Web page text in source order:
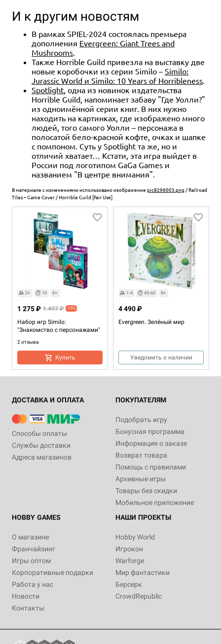
И к другим новостям
В рамках SPIEL-2024 состоялась премьера
дополнения Evergreen: Giant Trees and
Mushrooms
Также Horrible Guild привезла на выставку две
новые коробочки из серии Similo – Similo:
Jurassic World и Similo: 10 Years of Horribleness
Spotlight , одна из новинок издательства
Horrible Guild, напоминает забаву "Где Уолли?"
из одноимённой серии книг. В них нужно
находить на картинках, где изображено много
людей, того самого Уолли – персонажа в
полосатой бело-красной кофте, очках и шапке
с помпоном. Суть у Spotlight та же, но и
отличий хватает… Кстати, эта игра выйдет в
России под логотипом GaGa Games и
названием "В центре внимания".
В материале с изменениями использовано изображение pic8296003.png / Railroad
Tiles – Game Cover / Horrible Guild [Fair Use]
2+ 10 8+
Набор игр Similo:
"Знакомство с персонажами"
2 отзыва
1 275 ₽ 1 497 ₽ -15%
Купить
1-4 45-60 8+
Evergreen. Зелёный мир
4 490 ₽
Уведомить о наличии
3-6 30-60 14+
Уведомить о наличии
2-4 30-45 8+
Лаборатория
5 490 ₽
Купить
2-6 40-60 14+
ДОСТАВКА И ОПЛАТА
Способы оплаты
Службы доставки
Адреса магазинов
ПОКУПАТЕЛЯМ
Подобрать игру
Бонусная программа
Информация о заказе
Возврат товара
Помощь с правилами
Архивные игры
Товары без скидки
Мобильное приложение
HOBBY GAMES
О магазине
Франчайзинг
Игры оптом
Корпоративные подарки
Работа у нас
Новости
Контакты
НАШИ ПРОЕКТЫ
Hobby World
Игрокон
Warforge
Мир фантастики
Берсерк
CrowdRepublic